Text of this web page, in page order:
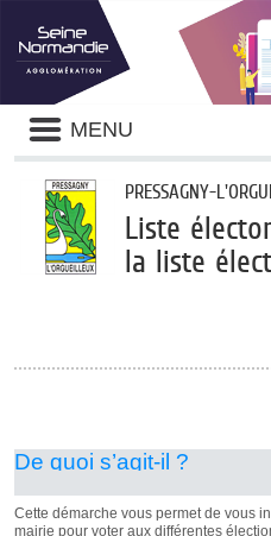
Liste
des
avertissements
MENU
PRESSAGNY-
Liste
la liste
Panneau de gestion des cookies